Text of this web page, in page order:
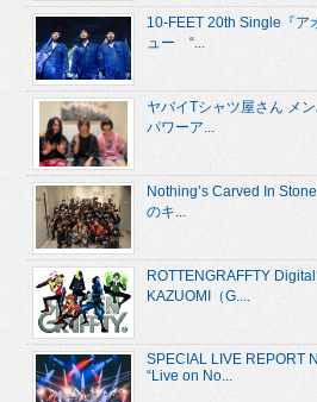
10-FEET 20th Single『ア
ュー “...
ヤバイTシャツ屋さん メ
パワーア...
Nothing’s Carved In
のキ...
ROTTENGRAFFTY
KAZUOMI（G....
SPECIAL LIVE REPORT
“Live on No...